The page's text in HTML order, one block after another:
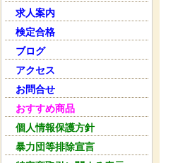
求人案内
検定合格
ブログ
アクセス
お問合せ
おすすめ商品
個人情報保護方針
暴力団等排除宣言